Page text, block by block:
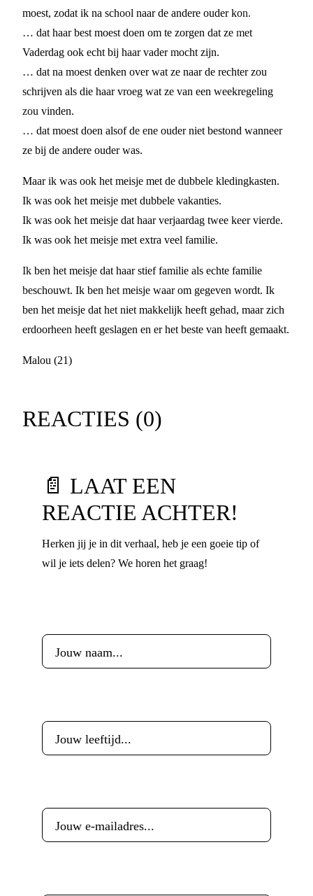
moest, zodat ik na school naar de andere ouder kon.
… dat haar best moest doen om te zorgen dat ze met
Vaderdag ook echt bij haar vader mocht zijn.
… dat na moest denken over wat ze naar de rechter zou
schrijven als die haar vroeg wat ze van een weekregeling
zou vinden.
… dat moest doen alsof de ene ouder niet bestond wanneer
ze bij de andere ouder was.
Maar ik was ook het meisje met de dubbele kledingkasten.
Ik was ook het meisje met dubbele vakanties.
Ik was ook het meisje dat haar verjaardag twee keer vierde.
Ik was ook het meisje met extra veel familie.
Ik ben het meisje dat haar stief familie als echte familie
beschouwt. Ik ben het meisje waar om gegeven wordt. Ik
ben het meisje dat het niet makkelijk heeft gehad, maar zich
erdoorheen heeft geslagen en er het beste van heeft gemaakt.
Malou (21)
REACTIES (0)
📄 LAAT EEN
REACTIE ACHTER!
Herken jij je in dit verhaal, heb je een goeie tip of
wil je iets delen? We horen het graag!